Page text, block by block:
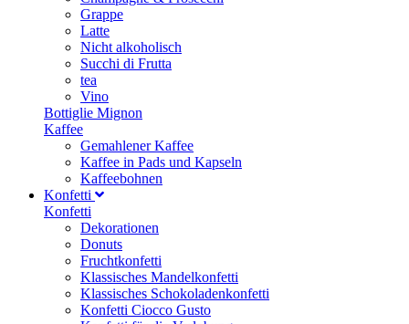
Grappe
Latte
Nicht alkoholisch
Succhi di Frutta
tea
Vino
Bottiglie Mignon
Kaffee
Gemahlener Kaffee
Kaffee in Pads und Kapseln
Kaffeebohnen
Konfetti
Konfetti
Dekorationen
Donuts
Fruchtkonfetti
Klassisches Mandelkonfetti
Klassisches Schokoladenkonfetti
Konfetti Ciocco Gusto